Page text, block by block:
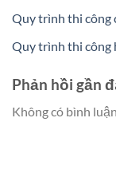
Quy trình thi công
Quy trình thi công
Phản hồi gần
Không có bình